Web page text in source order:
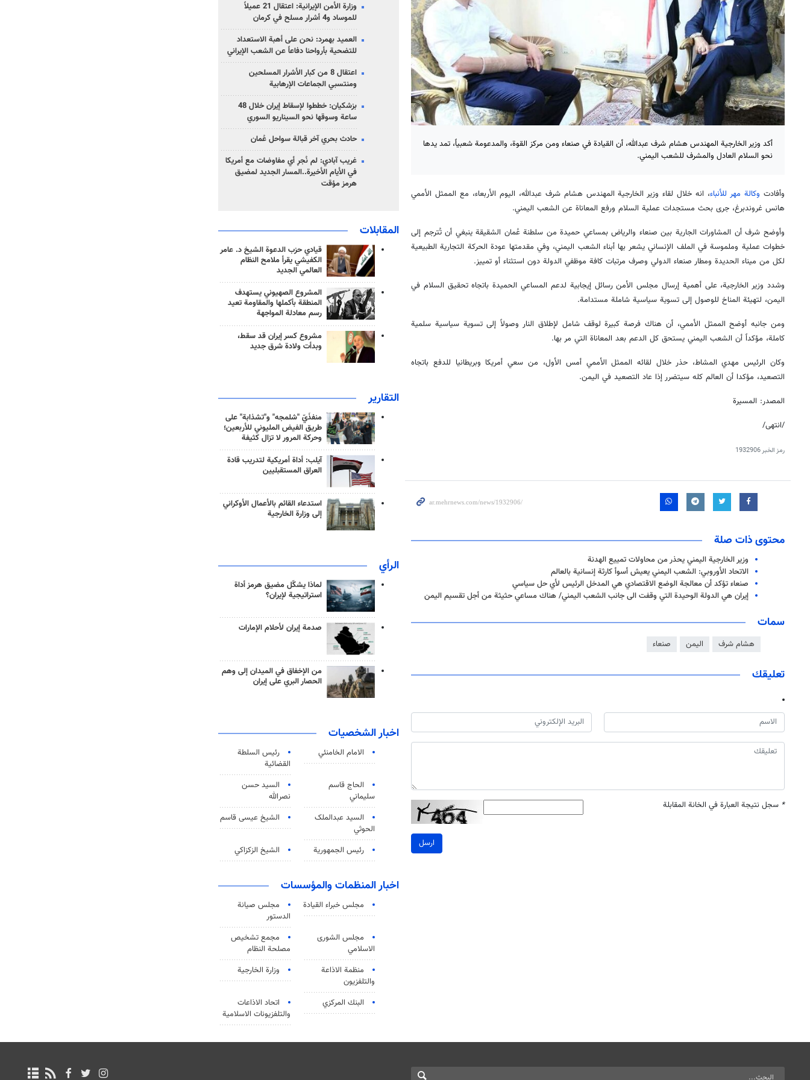
أكد وزير الخارجية المهندس هشام شرف عبدالله، أن القيادة في صنعاء ومن مركز القوة، والمدعومة شعبياً، تمد يدها
نحو السلام العادل والمشرف للشعب اليمني.
وأفادت وكالة مهر للأنباء، انه خلال لقاء وزير الخارجية المهندس هشام شرف عبدالله، اليوم الأربعاء، مع الممثل الأممي
هانس غروندبرغ، جرى بحث مستجدات عملية السلام ورفع المعاناة عن الشعب اليمني.
وأوضح شرف أن المشاورات الجارية بين صنعاء والرياض بمساعي حميدة من سلطنة عُمان الشقيقة ينبغي أن تُترجم إلى
خطوات عملية وملموسة في الملف الإنساني يشعر بها أبناء الشعب اليمني، وفي مقدمتها عودة الحركة التجارية الطبيعية
لكل من ميناء الحديدة ومطار صنعاء الدولي وصرف مرتبات كافة موظفي الدولة دون استثناء أو تمييز.
وشدد وزير الخارجية، على أهمية إرسال مجلس الأمن رسائل إيجابية لدعم المساعي الحميدة باتجاه تحقيق السلام في
اليمن، لتهيئة المناخ للوصول إلى تسوية سياسية شاملة مستدامة.
ومن جانبه أوضح الممثل الأممي، أن هناك فرصة كبيرة لوقف شامل لإطلاق النار وصولاً إلى تسوية سياسية سلمية
كاملة، مؤكداً أن الشعب اليمني يستحق كل الدعم بعد المعاناة التي مر بها.
وكان الرئيس مهدي المشاط، حذر خلال لقائه الممثل الأممي أمس الأول، من سعي أمريكا وبريطانيا للدفع باتجاه
التصعيد، مؤكدا أن العالم كله سيتضرر إذا عاد التصعيد في اليمن.
المصدر: المسيرة
/انتهى/
رمز الخبر1932906
محتوى ذات صلة
وزير الخارجية اليمني يحذر من محاولات تمييع الهدنة
الاتحاد الأوروبي: الشعب اليمني يعيش أسوأ كارثة إنسانية بالعالم
صنعاء تؤكد أن معالجة الوضع الاقتصادي هي المدخل الرئيس لأي حل سياسي
إيران هي الدولة الوحيدة التي وقفت الی جانب الشعب الیمني/ هناك مساعي حثیثة من أجل تقسیم الیمن
سمات
هشام شرف اليمن صنعاء
تعليقك
* سجل نتيجة العبارة في الخانة المقابلة
ارسل
وزارة الأمن الإيرانية: اعتقال 21 عميلاً
للموساد و4 أشرار مسلح في كرمان
العميد بهمرد: نحن على أهبة الاستعداد
للتضحية بأرواحنا دفاعاً عن الشعب الإيراني
اعتقال 8 من كبار الأشرار المسلحين
ومنتسبي الجماعات الإرهابية
بزشكيان: خططوا لإسقاط إيران خلال 48
ساعة وسوقها نحو السيناريو السوري
حادث بحري آخر قبالة سواحل عُمان
غريب آبادي: لم نُجرِ أي مفاوضات مع أمريكا
في الأيام الأخيرة..المسار الجديد لمضيق
هرمز مؤقت
المقابلات
قيادي حزب الدعوة الشيخ د. عامر
الكفيشي يقرأ ملامح النظام
العالمي الجديد
المشروع الصهيوني يستهدف
المنطقة بأكملها والمقاومة تعيد
رسم معادلة المواجهة
مشروع كسر إيران قد سقط،
وبدأت ولادة شرق جديد
التقارير
منفذَيّ "شلمجه" و"تشذابة" على
طريق الفيض المليوني للأربعين؛
وحركة المرور لا تزال كثيفة
آيلب: أداة أمريكية لتدريب قادة
العراق المستقبليين
استدعاء القائم بالأعمال الأوكراني
إلى وزارة الخارجية
الرأي
لماذا يشكّل مضيق هرمز أداة
استراتيجية لإيران؟
صدمة إيران لأحلام الإمارات
من الإخفاق في الميدان إلى وهم
الحصار البري على إيران
اخبار الشخصيات
الامام الخامنئي
رئیس السلطة
القضائیة
الحاج قاسم
سليماني
السيد حسن
نصرالله
السید عبدالملک
الحوثي
الشيخ عيسى قاسم
رئيس الجمهورية الشيخ الزكزاكي
اخبار المنظمات والمؤسسات
مجلس خبراء القيادة
مجلس صيانة
الدستور
مجلس الشورى
الاسلامي
مجمع تشخيص
مصلحة النظام
منظمة الاذاعة
والتلفزیون
وزارة الخارجية
البنك المركزي
اتحاد الاذاعات
والتلفزيونات الاسلامية